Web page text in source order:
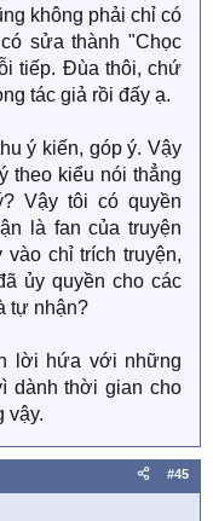
không phải chỉ có
sửa thành "Chọc
tiếp. Đùa thôi, chứ
tác giả rồi đấy ạ.
ý kiến, góp ý. Vậy
theo kiểu nói thẳng
Vậy tôi có quyền
là fan của truyện
chỉ trích truyện,
ủy quyền cho các
tự nhận?
lời hứa với những
dành thời gian cho
vậy.
#45